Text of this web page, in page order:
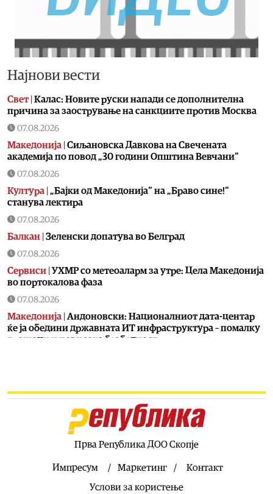
Најнови вести
Свет| Калас: Новите руски напади се дополнителна
причина за заострување на санкциите против Москва
07.08.2026
Македонија Сиљановска Давкова на Свечената
академија по повод „30 години Општина Вевчани“
07.08.2026
Култура „Бајки од Македонија“ на „Браво сине!“
станува лектира
07.08.2026
Балкан Зеленски допатува во Белград
07.08.2026
Сервиси УХМР со метеоаларм за утре: Цела Македонија
во портокалова фаза
07.08.2026
Македонија Андоновски: Националниот дата-центар
ќе ја обедини државната ИТ инфраструктура – помалку
трошоци и повисока безбедност
Скокна минималниот износ за К-15 – Еве
колку пари ќе ни легнат на сметка годинава
Не ги игнорирајте овие знаци: Бојлерот може да
Прва Република ДОО Скопје
Импресум Маркетинг
Контакт
Услови за користење